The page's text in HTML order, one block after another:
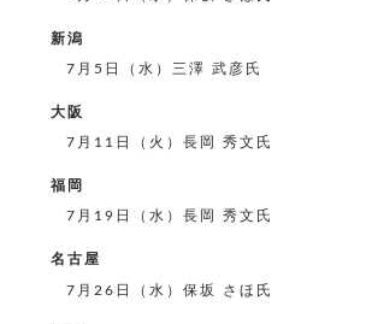
新潟
7月5日（水）三澤 武彦氏
大阪
7月11日（火）長岡 秀文氏
福岡
7月19日（水）長岡 秀文氏
名古屋
7月26日（水）保坂 さほ氏